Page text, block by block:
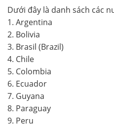
Dưới đây là danh sách các
1. Argentina
2. Bolivia
3. Brasil (Brazil)
4. Chile
5. Colombia
6. Ecuador
7. Guyana
8. Paraguay
9. Peru